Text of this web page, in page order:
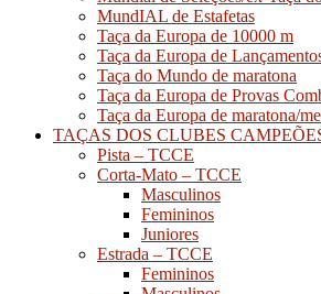
MundIAL de Estafetas
Taça da Europa de 10000 m
Taça da Europa de
Taça do Mundo de maratona
Taça da Europa de Provas
Taça da Europa de maratona/
TAÇAS DOS CLUBES
Pista – TCCE
Corta-Mato – TCCE
Masculinos
Femininos
Juniores
Estrada – TCCE
Femininos